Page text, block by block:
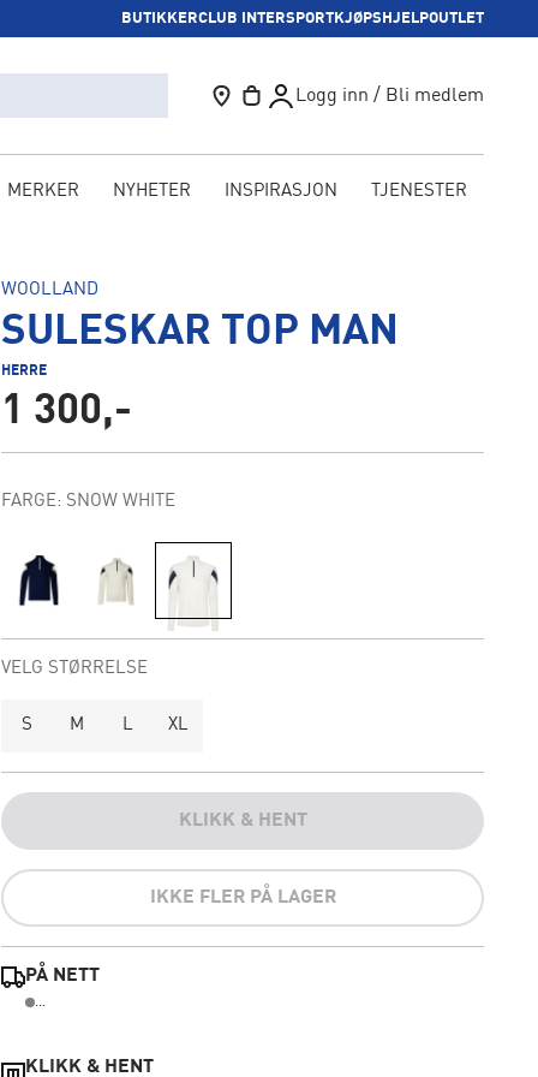
BUTIKKERCLUB INTERSPORTKJØPSHJELPOUTLET
Logg inn / Bli medlem
MERKER NYHETER INSPIRASJON TJENESTER
WOOLLAND
SULESKAR TOP MAN
HERRE
1 300,-
FARGE: SNOW WHITE
VELG STØRRELSE
S M L XL
KLIKK & HENT
IKKE FLER PÅ LAGER
PÅ NETT
...
KLIKK & HENT